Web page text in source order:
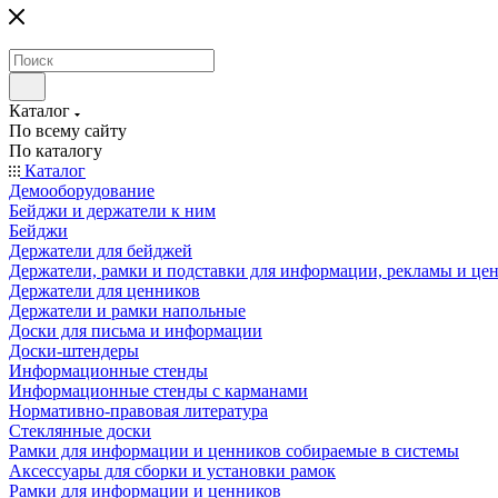
Каталог
По всему сайту
По каталогу
Каталог
Демооборудование
Бейджи и держатели к ним
Бейджи
Держатели для бейджей
Держатели, рамки и подставки для информации, рекламы и
Держатели для ценников
Держатели и рамки напольные
Доски для письма и информации
Доски-штендеры
Информационные стенды
Информационные стенды с карманами
Нормативно-правовая литература
Стеклянные доски
Рамки для информации и ценников собираемые в системы
Аксессуары для сборки и установки рамок
Рамки для информации и ценников